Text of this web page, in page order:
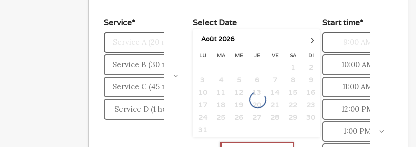
Service*
Service A (20 min)
Service B (30 min)
Service C (45 min)
Service D (1 hour)
Select Date
›
Août 2026
LU MA ME JE VE SA DI
1
2
3
4 5 6 7 8
9
10
11 12 13 14 15
16
17
18 19 20 21 22
23
24
25 26 27 28 29
30
31
Start time*
9:00 AM
10:00 AM
11:00 AM
12:00 PM
1:00 PM